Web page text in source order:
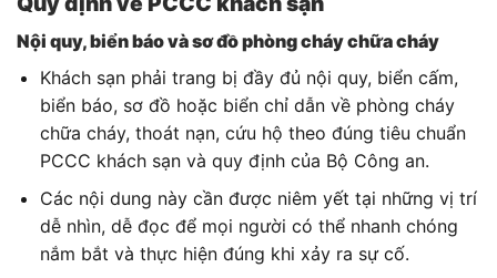
Nội quy, biển báo và sơ đồ phòng cháy chữa cháy
Khách sạn phải trang bị đầy đủ nội quy, biển cấm,
biển báo, sơ đồ hoặc biển chỉ dẫn về phòng cháy
chữa cháy, thoát nạn, cứu hộ theo đúng tiêu chuẩn
PCCC khách sạn và quy định của Bộ Công an.
Các nội dung này cần được niêm yết tại những vị trí
dễ nhìn, dễ đọc để mọi người có thể nhanh chóng
nắm bắt và thực hiện đúng khi xảy ra sự cố.